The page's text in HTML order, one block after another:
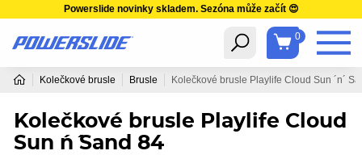
Powerslide novinky skladem. Sezóna může začít 😍
0
Kolečkové brusle Brusle Kolečkové brusle Playlife Cloud Sun ´n´
Kolečkové brusle Playlife Cloud
Sun ´n´ Sand 84